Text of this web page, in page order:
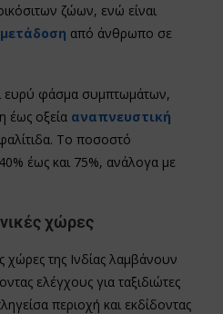
ζώων, ενώ είναι
μετάδοση από άνθρωπο σε
ευρύ φάσμα συμπτωμάτων,
έως οξεία αναπνευστική
Το ποσοστό
έως και 75%, ανάλογα με
χώρες
χώρες της Ινδίας λαμβάνουν
ελέγχους για ταξιδιώτες
περιοχή και εκδίδοντας